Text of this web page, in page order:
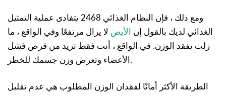
ومع ذلك ، فإن النظام الغذائي 2468 يتفادى عملية التمثيل
الغذائي لديك بالقول إن
الأيض لا يزال مرتفعًا وفي الواقع ، ما
زلت تفقد الوزن. في الواقع ، أنت فقط تزيد من فرص فشل
الأعضاء وتعرض وزن جسمك للخطر.
الطريقة الأكثر أمانًا لفقدان الوزن المطلوب هي عدم تقليل